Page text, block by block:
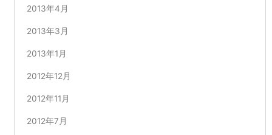
2013年4月
2013年3月
2013年1月
2012年12月
2012年11月
2012年7月